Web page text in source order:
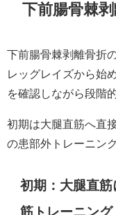
下前腸骨棘
下前腸骨棘剥離骨折
レッグレイズから始
を確認しながら段階
初期は大腿直筋へ直
の患部外トレーニン
初期：大腿直
筋トレーニング